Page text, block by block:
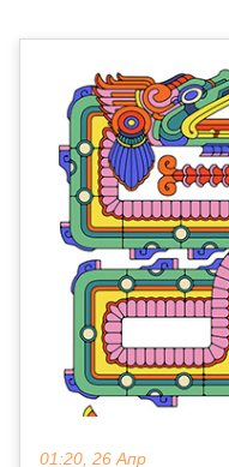
01:20, 26 Апр